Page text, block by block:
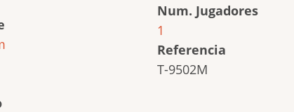
Num. Jugadores
1
Referencia
T-9502M